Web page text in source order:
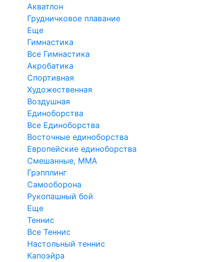
Акватлон
Грудничковое плавание
Еще
Гимнастика
Все Гимнастика
Акробатика
Спортивная
Художественная
Воздушная
Единоборства
Все Единоборства
Восточные единоборства
Европейские единоборства
Смешанные, ММА
Грэпплинг
Самооборона
Рукопашный бой
Еще
Теннис
Все Теннис
Настольный теннис
Капоэйра